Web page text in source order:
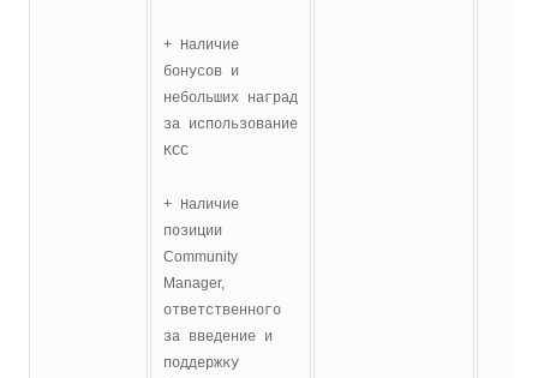
+ Наличие
бонусов и
небольших наград
за использование
КСС
+ Наличие
позиции
Community
Manager,
ответственного
за введение и
поддержку